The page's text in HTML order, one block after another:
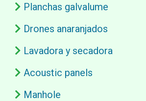
Planchas galvalume
Drones anaranjados
Lavadora y secadora
Acoustic panels
Manhole